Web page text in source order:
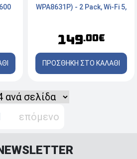
WPA8631P) - 2 Pack, Wi-Fi 5,
149.00€
ΠΡΟΣΘΗΚΗ ΣΤΟ ΚΑΛΑΘΙ
επόμενο